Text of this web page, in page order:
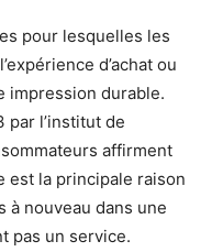
pour lesquelles les
d’achat ou
impression durable.
par l’institut de
affirment
est la principale raison
à nouveau dans une
pas un service.